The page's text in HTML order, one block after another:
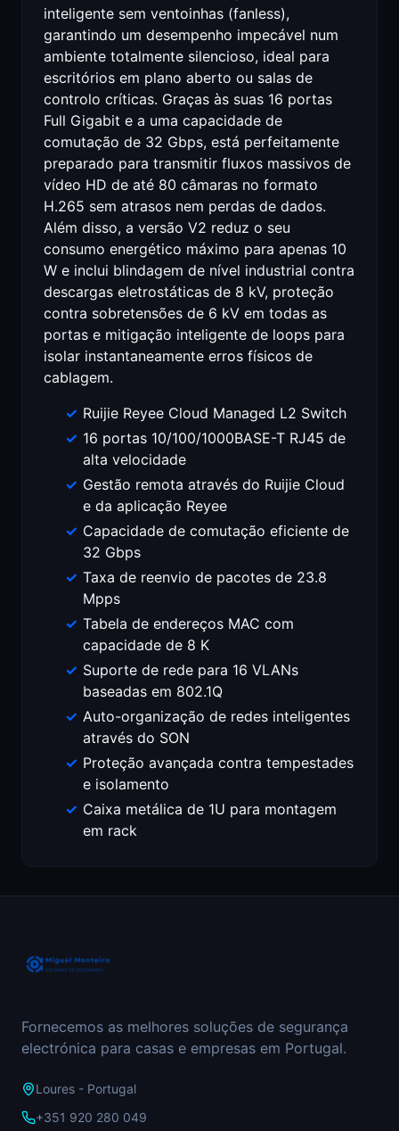
inteligente sem ventoinhas (fanless),
garantindo um desempenho impecável num
ambiente totalmente silencioso, ideal para
escritórios em plano aberto ou salas de
controlo críticas. Graças às suas 16 portas
Full Gigabit e a uma capacidade de
comutação de 32 Gbps, está perfeitamente
preparado para transmitir fluxos massivos de
vídeo HD de até 80 câmaras no formato
H.265 sem atrasos nem perdas de dados.
Além disso, a versão V2 reduz o seu
consumo energético máximo para apenas 10
W e inclui blindagem de nível industrial contra
descargas eletrostáticas de 8 kV, proteção
contra sobretensões de 6 kV em todas as
portas e mitigação inteligente de loops para
isolar instantaneamente erros físicos de
cablagem.
Ruijie Reyee Cloud Managed L2 Switch
16 portas 10/100/1000BASE-T RJ45 de
alta velocidade
Gestão remota através do Ruijie Cloud
e da aplicação Reyee
Capacidade de comutação eficiente de
32 Gbps
Taxa de reenvio de pacotes de 23.8
Mpps
Tabela de endereços MAC com
capacidade de 8 K
Suporte de rede para 16 VLANs
baseadas em 802.1Q
Auto-organização de redes inteligentes
através do SON
Proteção avançada contra tempestades
e isolamento
Caixa metálica de 1U para montagem
em rack
Fornecemos as melhores soluções de segurança
electrónica para casas e empresas em Portugal.
Loures - Portugal
+351 920 280 049